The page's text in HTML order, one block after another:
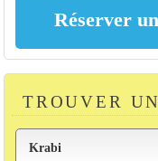
TROUVER